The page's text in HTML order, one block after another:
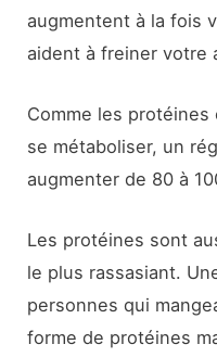
augmentent à la fois
aident à freiner votre
Comme les protéines
se métaboliser, un
augmenter de 80 à
Les protéines sont
le plus rassasiant.
personnes qui
forme de protéines